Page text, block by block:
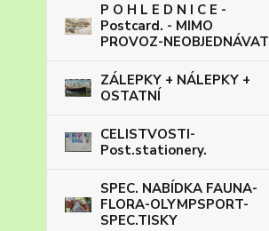
P O H L E D N I C E -
Postcard. - MIMO
PROVOZ-NEOBJEDNÁVAT
ZÁLEPKY + NÁLEPKY +
OSTATNÍ
CELISTVOSTI-
Post.stationery.
SPEC. NABÍDKA FAUNA-
FLORA-OLYMPSPORT-
SPEC.TISKY